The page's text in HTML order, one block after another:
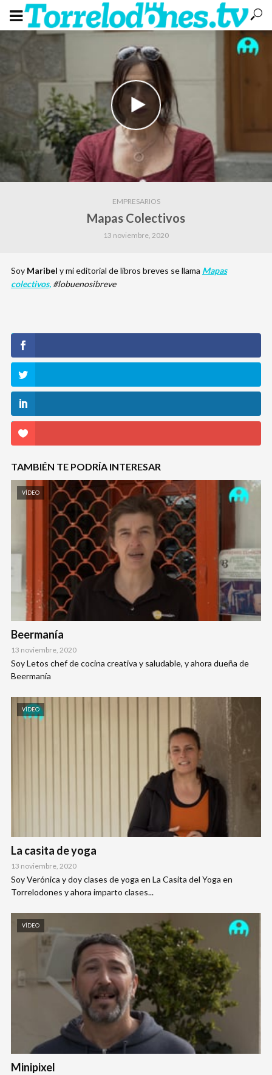
EMPRESARIOS
Mapas Colectivos
13 noviembre, 2020
Soy Maribel y mi editorial de libros breves se llama Mapas
colectivos, #lobuenosibreve
TAMBIÉN TE PODRÍA INTERESAR
VÍDEO
Beermanía
13 noviembre, 2020
Soy Letos chef de cocina creativa y saludable, y ahora dueña de
Beermanía
VÍDEO
La casita de yoga
13 noviembre, 2020
Soy Verónica y doy clases de yoga en La Casita del Yoga en
Torrelodones y ahora imparto clases...
VÍDEO
Minipixel